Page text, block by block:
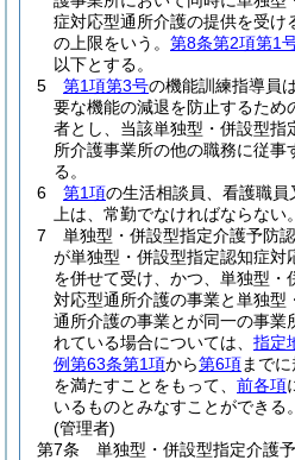
症対応型通所介護の提供を受け
の上限をいう。 第8条第2項第1
以下とする。
5
第1項第3号の機能訓練指導員
要な機能の減退を防止するため
者とし、当該単独型・併設型指
所介護事業所の他の職務に従事
る。
6
第1項の生活相談員、看護職
上は、常勤でなければならない。
7
単独型・併設型指定介護予防
が単独型・併設型指定認知症対
を併せて受け、かつ、単独型・
対応型通所介護の事業と単独型
通所介護の事業とが同一の事業
れている場合については、 指定
例第63条第1項から第6項まで
を満たすことをもって、 前各項
いるものとみなすことができる。
(管理者)
第7条
単独型・併設型指定介護